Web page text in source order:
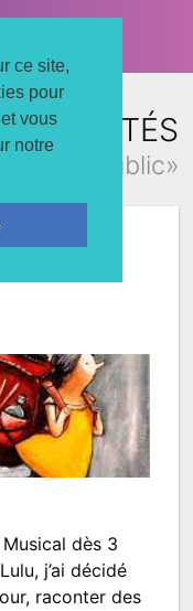
ce site,
pour
vous
notre
«jeune public»
et
dès 3
j’ai décidé
raconter des